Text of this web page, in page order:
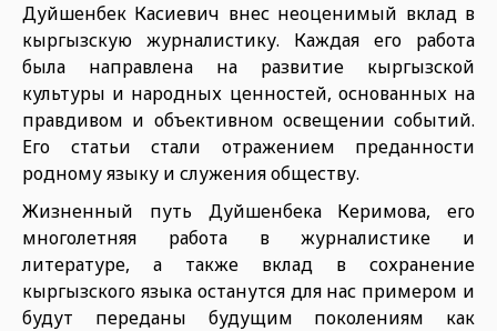
Дуйшенбек Касиевич внес неоценимый вклад в
кыргызскую журналистику. Каждая его работа
была направлена на развитие кыргызской
культуры и народных ценностей, основанных на
правдивом и объективном освещении событий.
Его статьи стали отражением преданности
родному языку и служения обществу.
Жизненный путь Дуйшенбека Керимова, его
многолетняя работа в журналистике и
литературе, а также вклад в сохранение
кыргызского языка останутся для нас примером и
будут переданы будущим поколениям как